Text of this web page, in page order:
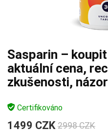
Sasparin –
aktuální cena,
zkušenosti,
Certifikováno
1499 CZK 2998 CZK